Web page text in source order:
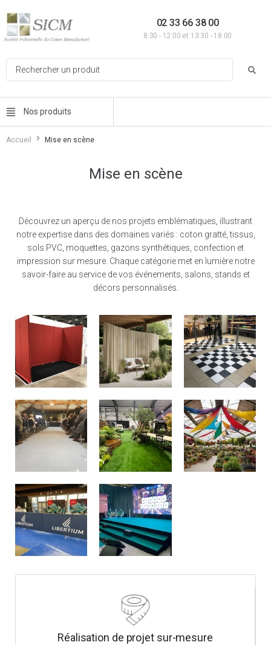
02 33 66 38 00
8:30 - 12:00 et 13:30 - 18:00
Nos produits
Accueil Mise en scène
Mise en scène
Découvrez un aperçu de nos projets emblématiques, illustrant
notre expertise dans des domaines variés : coton gratté, tissus,
sols PVC, moquettes, gazons synthétiques, confection et
impression sur mesure. Chaque catégorie met en lumière notre
savoir-faire au service de vos événements, salons, stands et
décors personnalisés.
Réalisation de projet sur-mesure